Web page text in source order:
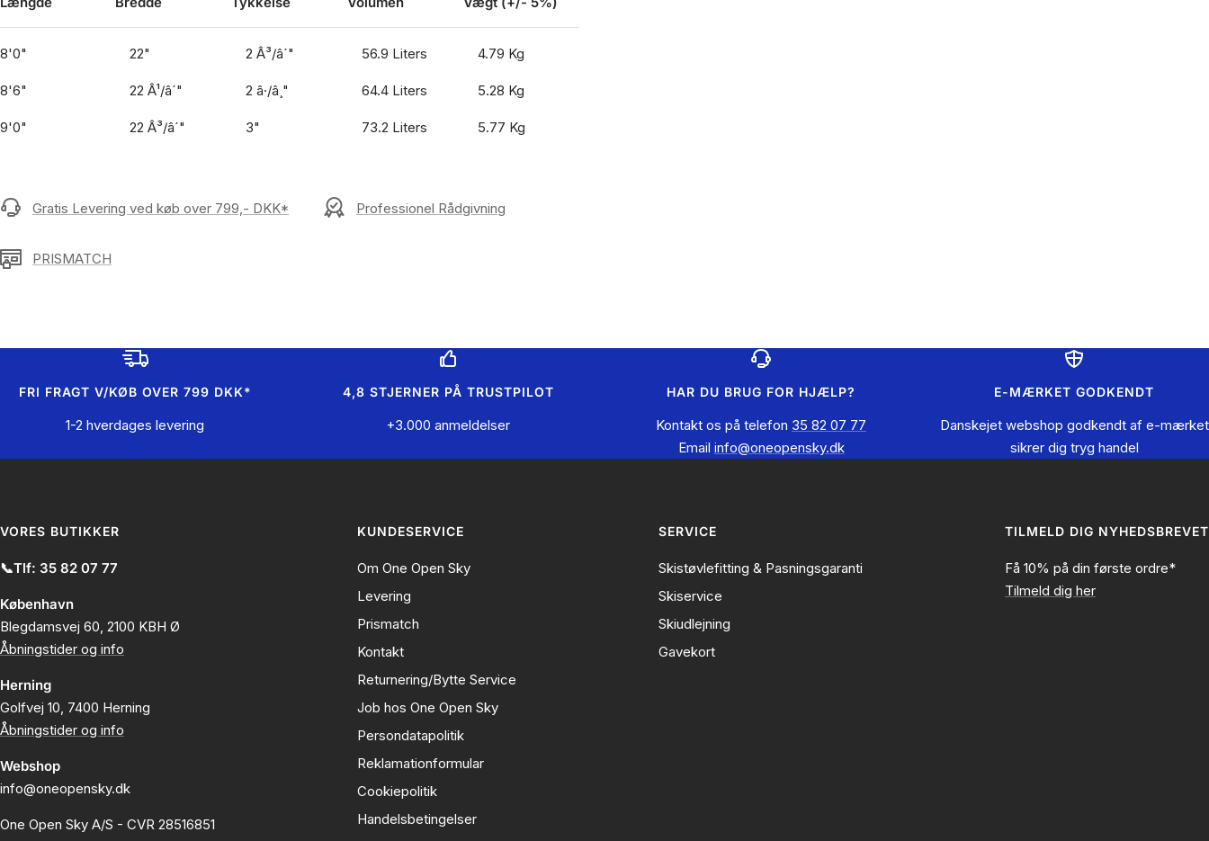
8'0" 22" 2 Â³/â´" 56.9 Liters 4.79 Kg
8'6" 22 Â¹/â´" 2 â·/â¸" 64.4 Liters 5.28 Kg
9'0" 22 Â³/â´" 3" 73.2 Liters 5.77 Kg
Gratis Levering ved køb over 799,- DKK* Professionel Rådgivning
PRISMATCH
FRI FRAGT V/KØB OVER 799 DKK*
1-2 hverdages levering
4,8 STJERNER PÅ TRUSTPILOT
+3.000 anmeldelser
HAR DU BRUG FOR HJÆLP?
Kontakt os på telefon 35 82 07 77
Email info@oneopensky.dk
E-MÆRKET GODKENDT
Danskejet webshop godkendt af e-mærket
sikrer dig tryg handel
VORES BUTIKKER
📞Tlf: 35 82 07 77
København
Blegdamsvej 60, 2100 KBH Ø
Åbningstider og info
Herning
Golfvej 10, 7400 Herning
Åbningstider og info
Webshop
info@oneopensky.dk
One Open Sky A/S - CVR 28516851
KUNDESERVICE
Om One Open Sky
Levering
Prismatch
Kontakt
Returnering/Bytte Service
Job hos One Open Sky
Persondatapolitik
Reklamationformular
Cookiepolitik
Handelsbetingelser
SERVICE
Skistøvlefitting & Pasningsgaranti
Skiservice
Skiudlejning
Gavekort
TILMELD DIG NYHEDSBREVET
Få 10% på din første ordre*
Tilmeld dig her